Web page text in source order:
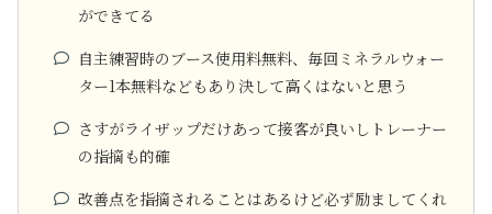
ができてる
自主練習時のブース使用料無料、毎回ミネラルウォー
ター1本無料などもあり決して高くはないと思う
さすがライザップだけあって接客が良いしトレーナー
の指摘も的確
改善点を指摘されることはあるけど必ず励ましてくれ